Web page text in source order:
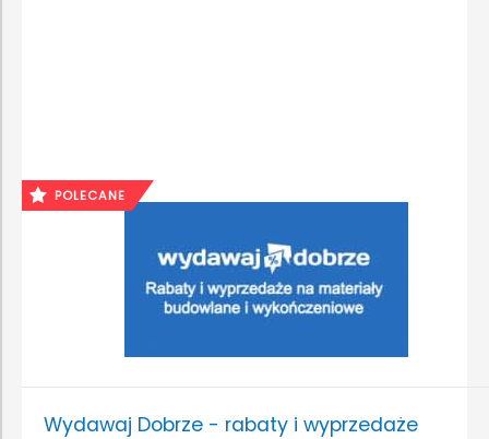
POLECANE
Wydawaj Dobrze - rabaty i wyprzedaże